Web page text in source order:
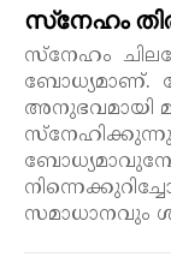
സ്‌നേഹം
സ്നേഹം
ബോധ്യമാണ്.
അനുഭവമായി
സമാധാനവും